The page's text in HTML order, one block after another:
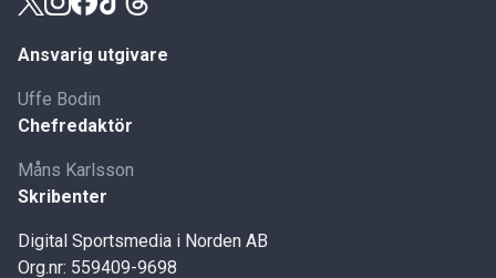
Ansvarig utgivare
Uffe Bodin
Chefredaktör
Måns Karlsson
Skribenter
Digital Sportsmedia i Norden AB
Org.nr: 559409-9698